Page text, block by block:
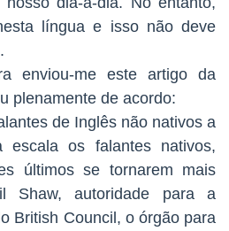
língua e isso não deve
enviou-me este artigo da
plenamente de acordo:
de Inglês não nativos a
escala os falantes nativos,
últimos se tornarem mais
Shaw, autoridade para a
British Council, o órgão para